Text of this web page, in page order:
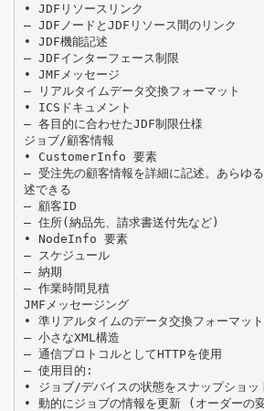
• JDFリソースリンク
– JDFノードとJDFリソース間のリンク
• JDF機能記述
– JDFインターフェース制限
• JMFメッセージ
– リアルタイムデータ交換フォーマット
• ICSドキュメント
– 各目的に合わせたJDF制限仕様
ジョブ/顧客情報
• CustomerInfo 要素
– 受注先の顧客情報を詳細に記述。あらゆ
述できる
– 顧客ID
– 住所(納品先、請求書送付先など)
• NodeInfo 要素
– スケジュール
– 納期
– 作業時間見積
JMFメッセージング
• 準リアルタイムのデータ交換フォーマット
– 小さなXML構造
– 通信プロトコルとしてHTTPを使用
– 使用目的:
• ジョブ/デバイスの状態をスナップショッ
• 動的にジョブの情報を更新 (オーダーの